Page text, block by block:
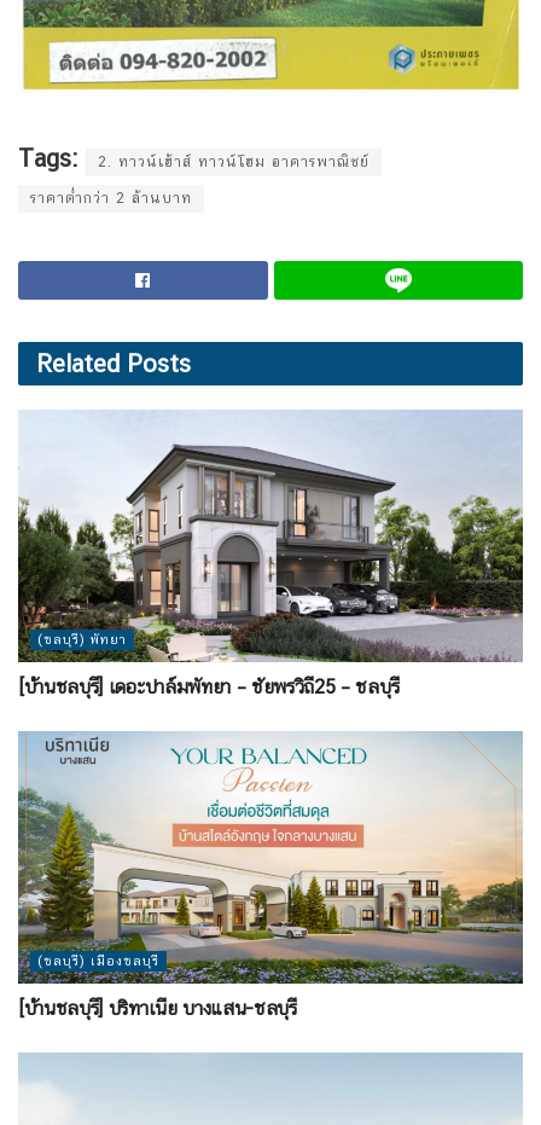
Tags: 2. ทาวน์เฮ้าส์ ทาวน์โฮม อาคารพาณิชย์
ราคาต่ำกว่า 2 ล้านบาท
Related Posts
(ชลบุรี) พัทยา
[บ้านชลบุรี] เดอะปาล์มพัทยา – ชัยพรวิถี25 – ชลบุรี
(ชลบุรี) เมืองชลบุรี
[บ้านชลบุรี] บริทาเนีย บางแสน-ชลบุรี